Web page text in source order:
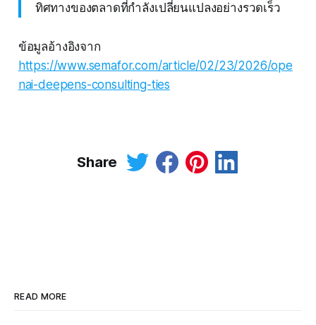
ทิศทางของตลาดที่กำลังเปลี่ยนแปลงอย่างรวดเร็ว
ข้อมูลอ้างอิงจาก
https://www.semafor.com/article/02/23/2026/ope
nai-deepens-consulting-ties
Share
READ MORE